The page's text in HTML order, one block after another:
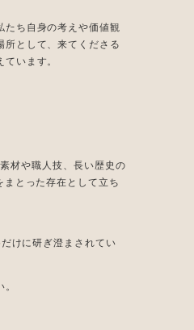
たち自身の考えや価値観
として、来てくださる
います。
材や職人技、長い歴史の
とった存在として立ち
けに研ぎ澄まされてい